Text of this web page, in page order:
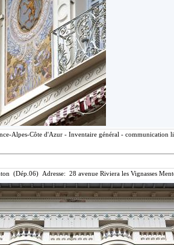
Alpes-Côte d'Azur - Inventaire général - communication
(Dép.06) Adresse: 28 avenue Riviera les Vignasses